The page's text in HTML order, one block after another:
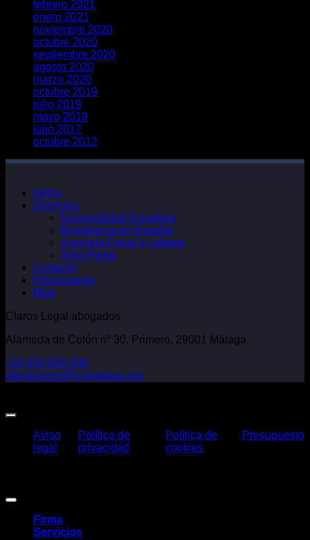
febrero 2021
enero 2021
noviembre 2020
octubre 2020
septiembre 2020
agosto 2020
marzo 2020
octubre 2019
julio 2019
mayo 2019
julio 2017
octubre 2012
Firma
Servicios
Nacionalidad Española
Residencia en España
Asesoría Fiscal y Laboral
Área Penal
Contacto
Presupuesto
Blog
Claros Legal abogados
Alameda de Colón nº 30, Primero, 29001 Málaga
+34 630 600 938
elenaclaros@icamalaga.org
Aviso
legal
Política de
privacidad
Política de
cookies
Presupuesto
Firma
Servicios